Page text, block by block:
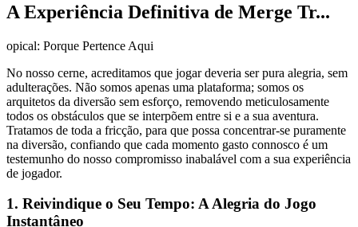
A Experiência Definitiva de Merge Tr...
opical: Porque Pertence Aqui
No nosso cerne, acreditamos que jogar deveria ser pura alegria, sem
adulterações. Não somos apenas uma plataforma; somos os
arquitetos da diversão sem esforço, removendo meticulosamente
todos os obstáculos que se interpõem entre si e a sua aventura.
Tratamos de toda a fricção, para que possa concentrar-se puramente
na diversão, confiando que cada momento gasto connosco é um
testemunho do nosso compromisso inabalável com a sua experiência
de jogador.
1. Reivindique o Seu Tempo: A Alegria do Jogo
Instantâneo